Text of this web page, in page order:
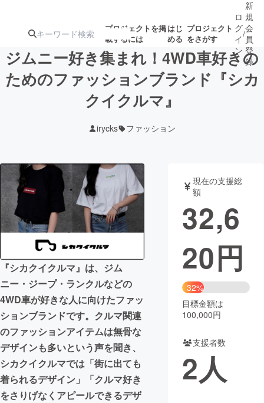
プロジェクトを掲
載するには
はじ
める
プロジェクト
をさがす
注目の新着プロ 募集終了が近いプ
テクノロジー・ガジェット
映像・映画 書籍・雑誌
チャレンジ
まちづくり・地域活性化
CAMPFIRE for Social Good
CAMPFIRE Creation
CAMPFIREふるさと納税machi-ya コミュニティ
ロ
グ
イ
ン
/
新
規
会
員
登
録
ジムニー好き集まれ！4WD車好きの
ためのファッションブランド『シカ
クイクルマ』
irycks ファッション
『シカクイクルマ』は、ジム
ニー・ジープ・ランクルなどの
4WD車が好きな人に向けたファッ
ションブランドです。クルマ関連
のファッションアイテムは無骨な
デザインも多いという声を聞き、
シカクイクルマでは「街に出ても
着られるデザイン」「クルマ好き
をさりげなくアピールできるデザ
現在の支援総
額
32,6
20円
32%
目標金額は
100,000円
支援者数
2人